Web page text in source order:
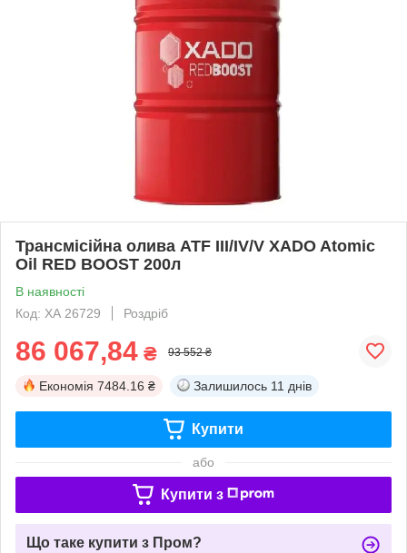
Трансмісійна олива ATF III/IV/V XADO Atomic
Oil RED BOOST 200л
В наявності
Код: ХА 26729
Роздріб
86 067,84 ₴ 93 552 ₴
Економія 7484.16 ₴ Залишилось 11 днів
Купити
або
Купити з
Що таке купити з Пром?